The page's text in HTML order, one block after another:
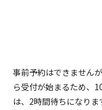
事前予約はできません
ら受付が始まるため、
は、2時間待ちになりま